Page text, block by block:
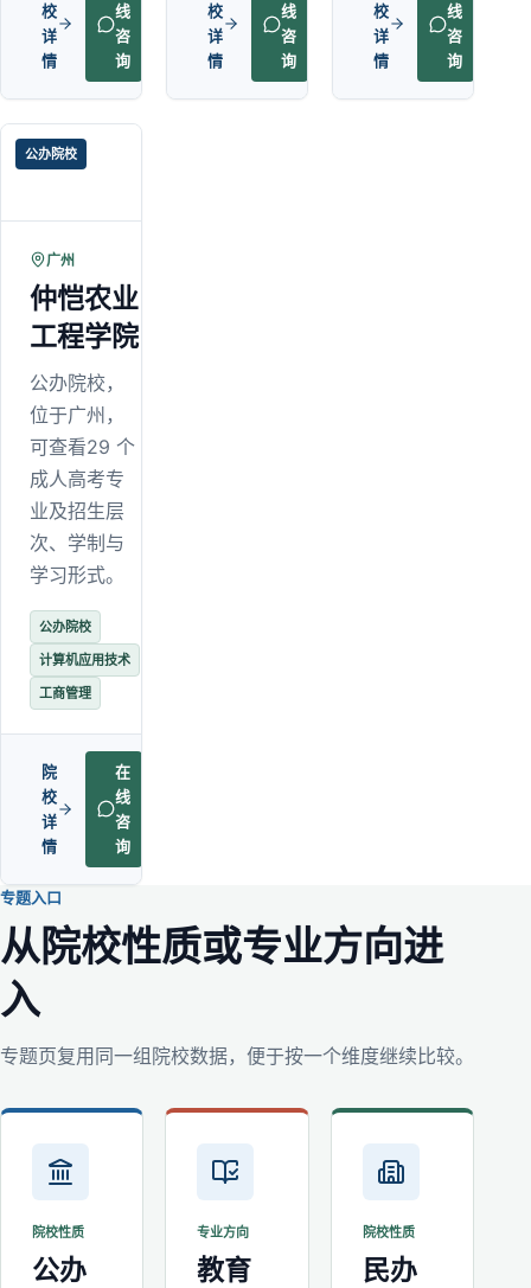
校
详
情
线
咨
询
校
详
情
线
咨
询
校
详
情
线
咨
询
公办院校
广州
仲恺农业
工程学院
公办院校，
位于广州，
可查看29 个
成人高考专
业及招生层
次、学制与
学习形式。
公办院校
计算机应用技术
工商管理
院
校
详
情
在
线
咨
询
专题入口
从院校性质或专业方向进
入
专题页复用同一组院校数据，便于按一个维度继续比较。
院校性质
公办
专业方向
教育
院校性质
民办